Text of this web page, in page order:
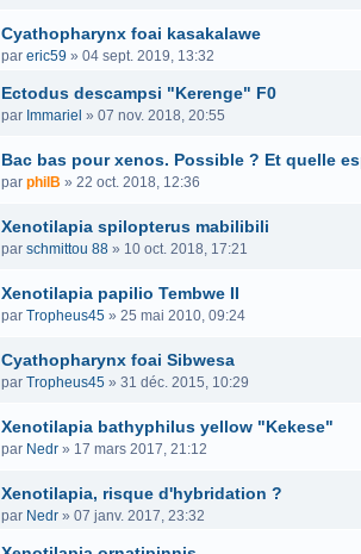
Cyathopharynx foai kasakalawe
par eric59 » 04 sept. 2019, 13:32
Ectodus descampsi "Kerenge" F0
par Immariel » 07 nov. 2018, 20:55
Bac bas pour xenos. Possible ? Et quelle
par philB » 22 oct. 2018, 12:36
Xenotilapia spilopterus mabilibili
par schmittou 88 » 10 oct. 2018, 17:21
Xenotilapia papilio Tembwe II
par Tropheus45 » 25 mai 2010, 09:24
Cyathopharynx foai Sibwesa
par Tropheus45 » 31 déc. 2015, 10:29
Xenotilapia bathyphilus yellow "Kekese"
par Nedr » 17 mars 2017, 21:12
Xenotilapia, risque d'hybridation ?
par Nedr » 07 janv. 2017, 23:32